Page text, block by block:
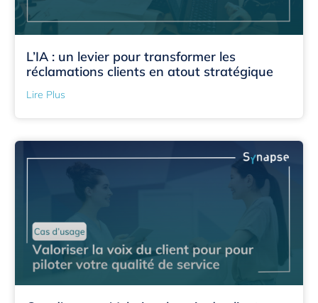
L’IA : un levier pour transformer les
réclamations clients en atout stratégique
Lire Plus